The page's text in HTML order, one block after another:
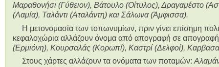
Μαραθονήσι (Γύθειον), Βάτουλο (Οίτυλος), Δραγαμέστο
(Λαμία), Ταλάντι (Αταλάντη) και Σάλωνα (Άμφισσα).
Η μετονομασία των τοπωνυμίων, πριν γίνει επίσημη
κεφαλοχώρια αλλάζουν όνομα από απογραφή σε
(Ερμιόνη), Κουρσαλάς (Κορωπί), Καστρί (Δελφοί),
Στους χάρτες αλλάζουν τα ονόματα των ποταμών: